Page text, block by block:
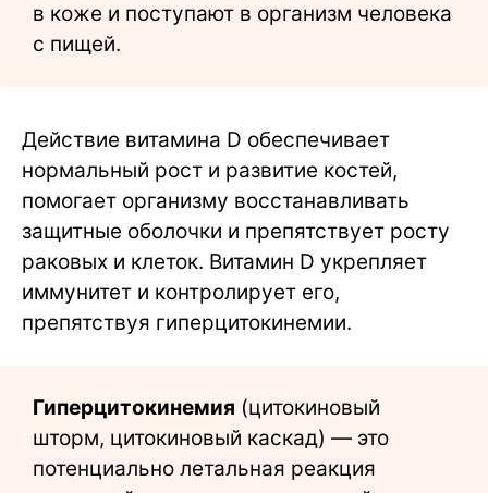
в коже и поступают в организм человека
с пищей.
Действие витамина D обеспечивает
нормальный рост и развитие костей,
помогает организму восстанавливать
защитные оболочки и препятствует росту
раковых и клеток. Витамин D укрепляет
иммунитет и контролирует его,
препятствуя гиперцитокинемии.
Гиперцитокинемия (цитокиновый
шторм, цитокиновый каскад) — это
потенциально летальная реакция